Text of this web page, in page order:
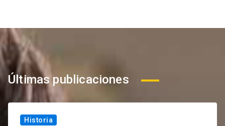
Últimas publicaciones
Historia